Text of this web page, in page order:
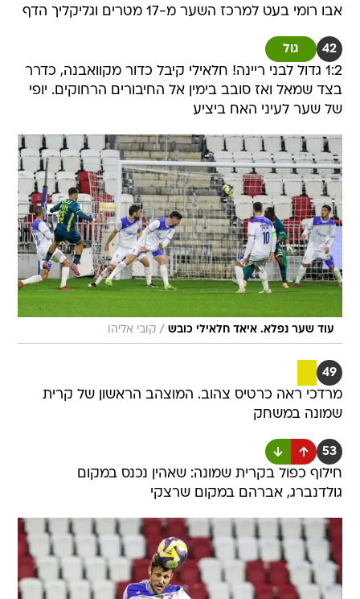
אבו רומי בעט למרכז השער מ-17 מטרים וגליקליך הדף
42 גול
1:2 גדול לבני ריינה! חלאילי קיבל כדור מקוואבנה, כדרר
בצד שמאל ואז סובב בימין אל החיבורים הרחוקים. יופי
של שער לעיני האח ביציע
עוד שער נפלא. איאד חלאילי כובש / קובי אליהו
49
מרדכי ראה כרטיס צהוב. המוצהב הראשון של קרית
שמונה במשחק
53
חילוף כפול בקרית שמונה: שאהין נכנס במקום
גולדנברג, אברהם במקום שרצקי